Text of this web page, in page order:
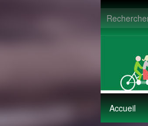
Search for:
Accueil